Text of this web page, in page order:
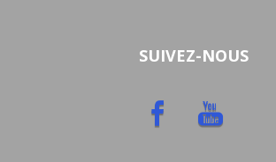
SUIVEZ-NOUS